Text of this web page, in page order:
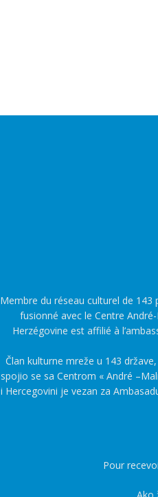
Membre du réseau culturel de 143
fusionné avec le Centre
Herzégovine est affilié à
Član kulturne mreže u 143
spojio se sa Centrom « André
i Hercegovini je vezan za
Pour
Ako